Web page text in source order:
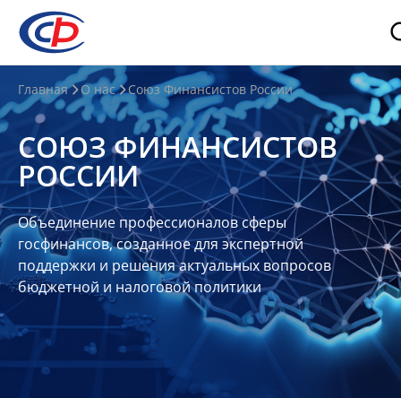
О
нас
О
СФР
Совет
Союза
Участники
Планы
отчеты
Контакты
Главная О нас Союз Финансистов России
СОЮЗ ФИНАНСИСТОВ
РОССИИ
Объединение профессионалов сферы
госфинансов, созданное для экспертной
поддержки и решения актуальных вопросов
бюджетной и налоговой политики